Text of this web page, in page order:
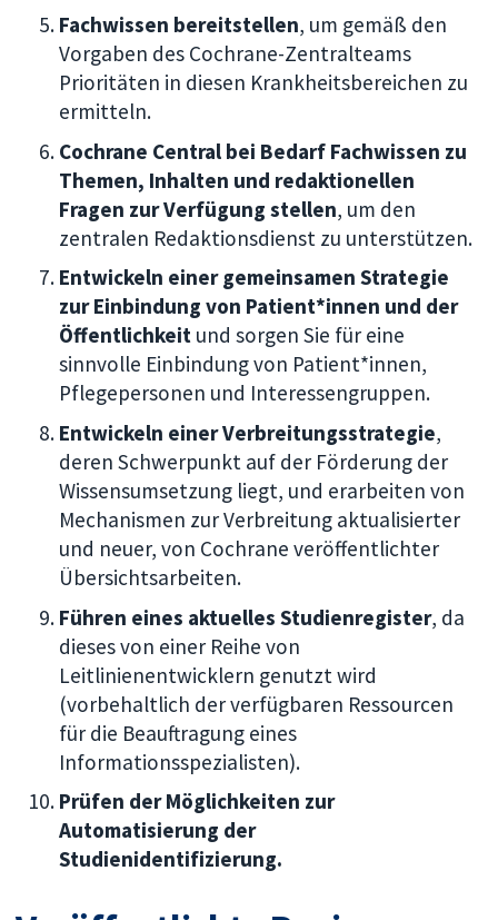
Fachwissen bereitstellen, um gemäß den
Vorgaben des Cochrane-Zentralteams
Prioritäten in diesen Krankheitsbereichen zu
ermitteln.
Cochrane Central bei Bedarf Fachwissen zu
Themen, Inhalten und redaktionellen
Fragen zur Verfügung stellen, um den
zentralen Redaktionsdienst zu unterstützen.
Entwickeln einer gemeinsamen Strategie
zur Einbindung von Patient*innen und der
Öffentlichkeitund sorgen Sie für eine
sinnvolle Einbindung von Patient*innen,
Pflegepersonen und Interessengruppen.
Entwickeln einer Verbreitungsstrategie,
deren Schwerpunkt auf der Förderung der
Wissensumsetzung liegt, und erarbeiten von
Mechanismen zur Verbreitung aktualisierter
und neuer, von Cochrane veröffentlichter
Übersichtsarbeiten.
Führen eines aktuelles Studienregister, da
dieses von einer Reihe von
Leitlinienentwicklern genutzt wird
(vorbehaltlich der verfügbaren Ressourcen
für die Beauftragung eines
Informationsspezialisten).
Prüfen der Möglichkeiten zur
Automatisierung der
Studienidentifizierung.